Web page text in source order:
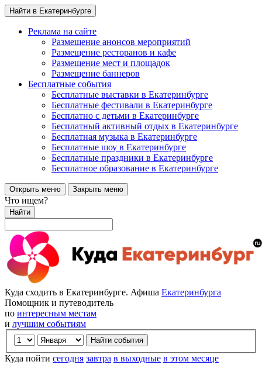
Найти в Екатеринбурге
Реклама на сайте
Размещение анонсов мероприятий
Размещение ресторанов и кафе
Размещение мест и площадок
Размещение баннеров
Бесплатные события
Бесплатные выставки в Екатеринбурге
Бесплатные фестивали в Екатеринбурге
Бесплатно с детьми в Екатеринбурге
Бесплатный активный отдых в Екатеринбурге
Бесплатная музыка в Екатеринбурге
Бесплатные шоу в Екатеринбурге
Бесплатные праздники в Екатеринбурге
Бесплатное образование в Екатеринбурге
Открыть меню Закрыть меню
Что ищем?
Найти
Куда сходить в Екатеринбурге. Афиша Екатеринбурга
Помощник и путеводитель
по интересным местам
и лучшим событиям
Куда пойти сегодня завтра в выходные в этом месяце